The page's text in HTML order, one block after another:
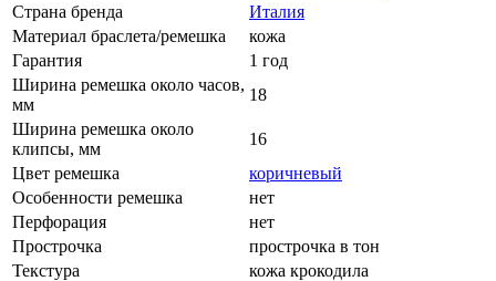
Страна бренда
Италия
Материал браслета/ремешка
кожа
Гарантия
1 год
Ширина ремешка около часов,
мм
18
Ширина ремешка около
клипсы, мм
16
Цвет ремешка
коричневый
Особенности ремешка
нет
Перфорация
нет
Прострочка
прострочка в тон
Текстура
кожа крокодила